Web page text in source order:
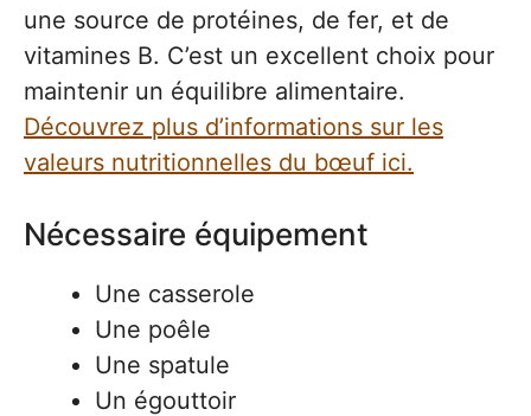
une source de protéines, de fer, et de
vitamines B. C’est un excellent choix pour
maintenir un équilibre alimentaire.
Découvrez plus d’informations sur les
valeurs nutritionnelles du bœuf ici.
Nécessaire équipement
Une casserole
Une poêle
Une spatule
Un égouttoir